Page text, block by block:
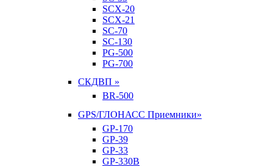
SCX-20
SCX-21
SC-70
SC-130
PG-500
PG-700
СКДВП »
BR-500
GPS/ГЛОНАСС Приемники»
GP-170
GP-39
GP-33
GP-330B